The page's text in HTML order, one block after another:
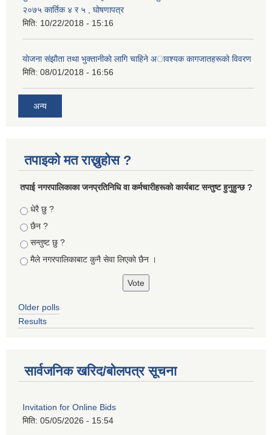
२०७५ कार्तिक ४ र ५ , घाेषणापत्र
मिति: 10/22/2018 - 15:16
याेजना संझाैता तथा भुक्तानीकाे लागि चाहिने अावश्यक कागजातहरूकाे विवरण
मिति: 08/01/2018 - 16:56
अन्य
तपाइको मत राख्नुहोस ?
तपा‌ई नगरपालिकाका जनप्रतिनिधि वा कर्मचारीहरूकाे कार्यबाट सन्तुष्ट हुनुहुन्छ ?
Choices
धेरै छु ?
छैन ?
सन्तुष्ट छु ?
मैले नगरपालिकाबाट कुनै सेवा लिएकाे छैन ।
Older polls
Results
सार्वजनिक खरिद/बोलपत्र सूचना
Invitation for Online Bids
मिति: 05/05/2026 - 15:54